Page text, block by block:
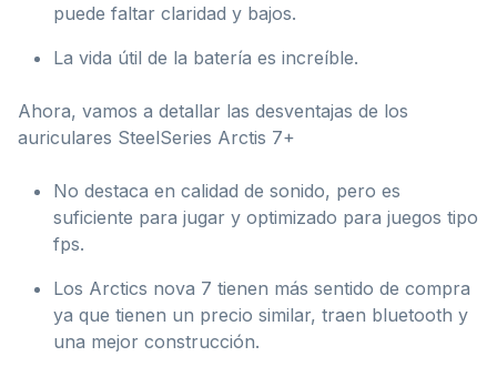
puede faltar claridad y bajos.
La vida útil de la batería es increíble.
Ahora, vamos a detallar las desventajas de los
auriculares SteelSeries Arctis 7+
No destaca en calidad de sonido, pero es
suficiente para jugar y optimizado para juegos tipo
fps.
Los Arctics nova 7 tienen más sentido de compra
ya que tienen un precio similar, traen bluetooth y
una mejor construcción.